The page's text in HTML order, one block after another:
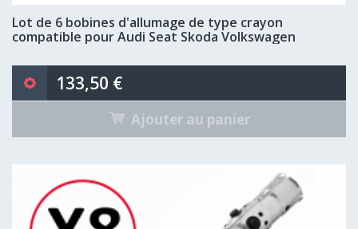
Lot de 6 bobines d'allumage de type crayon
compatible pour Audi Seat Skoda Volkswagen
133,50 €
Ajouter au panier